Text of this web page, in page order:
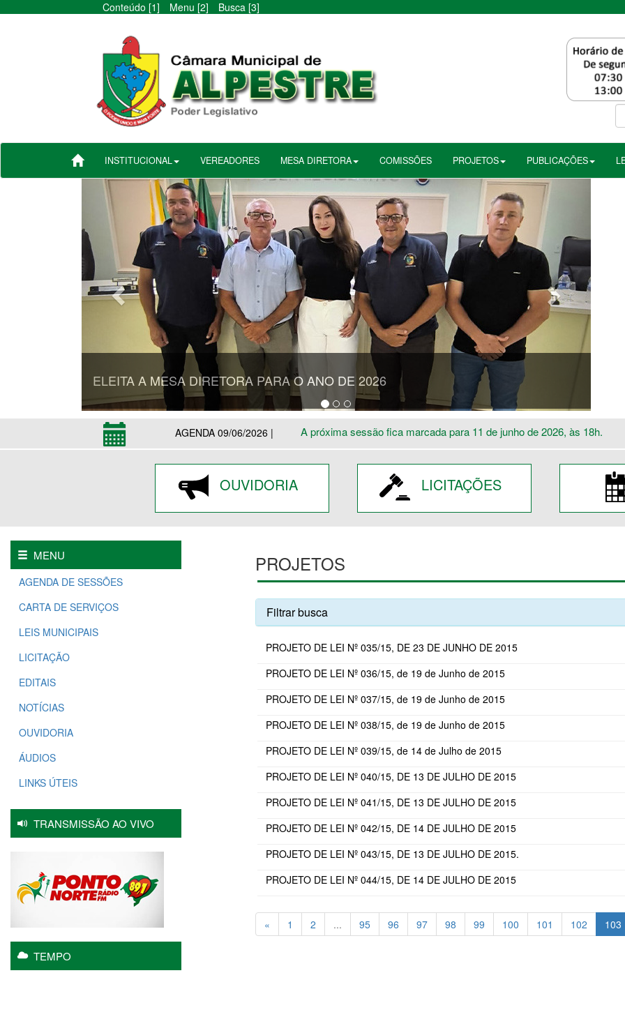
Conteúdo [1] Menu [2] Busca [3]
INSTITUCIONAL VEREADORES MESA DIRETORA COMISSÕES PROJETOS PUBLICAÇÕES
ELEITA A MESA DIRETORA PARA O ANO DE 2026
Anterior
AGENDA 09/06/2026 | A próxima sessão fica marcada para 11 de junho de 2026, às 18h.
OUVIDORIA LICITAÇÕES
MENU
AGENDA DE SESSÕES
CARTA DE SERVIÇOS
LEIS MUNICIPAIS
LICITAÇÃO
EDITAIS
NOTÍCIAS
OUVIDORIA
ÁUDIOS
LINKS ÚTEIS
TRANSMISSÃO AO VIVO
TEMPO
PROJETOS
Filtrar busca
PROJETO DE LEI Nº 035/15, DE 23 DE JUNHO DE 2015
PROJETO DE LEI Nº 036/15, de 19 de Junho de 2015
PROJETO DE LEI Nº 037/15, de 19 de Junho de 2015
PROJETO DE LEI Nº 038/15, de 19 de Junho de 2015
PROJETO DE LEI Nº 039/15, de 14 de Julho de 2015
PROJETO DE LEI Nº 040/15, DE 13 DE JULHO DE 2015
PROJETO DE LEI Nº 041/15, DE 13 DE JULHO DE 2015
PROJETO DE LEI Nº 042/15, DE 14 DE JULHO DE 2015
PROJETO DE LEI Nº 043/15, DE 13 DE JULHO DE 2015.
PROJETO DE LEI Nº 044/15, DE 14 DE JULHO DE 2015
« 1 2 ... 95 96 97 98 99 100 101 102 103